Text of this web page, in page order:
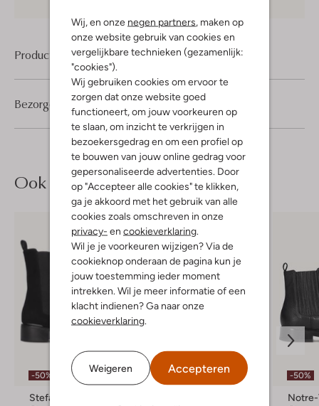
Wij, en onze negen partners, maken op
onze website gebruik van cookies en
vergelijkbare technieken (gezamenlijk:
"cookies").
Wij gebruiken cookies om ervoor te
zorgen dat onze website goed
functioneert, om jouw voorkeuren op
te slaan, om inzicht te verkrijgen in
bezoekersgedrag en om een profiel op
te bouwen van jouw online gedrag voor
gepersonaliseerde advertenties. Door
op "Accepteer alle cookies" te klikken,
ga je akkoord met het gebruik van alle
cookies zoals omschreven in onze
privacy- en cookieverklaring.
Wil je je voorkeuren wijzigen? Via de
cookieknop onderaan de pagina kun je
jouw toestemming ieder moment
intrekken. Wil je meer informatie of een
klacht indienen? Ga naar onze
cookieverklaring.
Weigeren Accepteren
Product informatie
Bezorgen & retourneren
Ook iets voor jou?
-50%
Stefano Lauran
-50% -50%